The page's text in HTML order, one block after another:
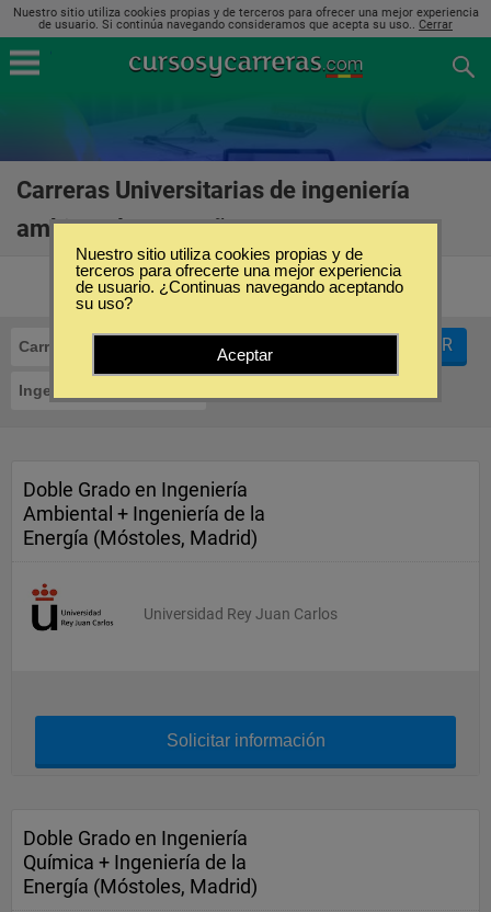
Nuestro sitio utiliza cookies propias y de terceros para ofrecer una mejor experiencia
de usuario. Si continúa navegando consideramos que acepta su uso.. Cerrar
Carreras Universitarias de ingeniería
ambiental en España
Carreras Universitarias
Ingeniería Ambiental
FILTRAR
Doble Grado en Ingeniería
Ambiental + Ingeniería de la
Energía (Móstoles, Madrid)
Universidad Rey Juan Carlos
Solicitar información
Doble Grado en Ingeniería
Química + Ingeniería de la
Energía (Móstoles, Madrid)
Nuestro sitio utiliza cookies propias y de
terceros para ofrecerte una mejor experiencia
de usuario. ¿Continuas navegando aceptando
su uso?
Aceptar